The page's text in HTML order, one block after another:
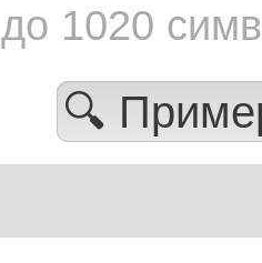
до 1020
🔍